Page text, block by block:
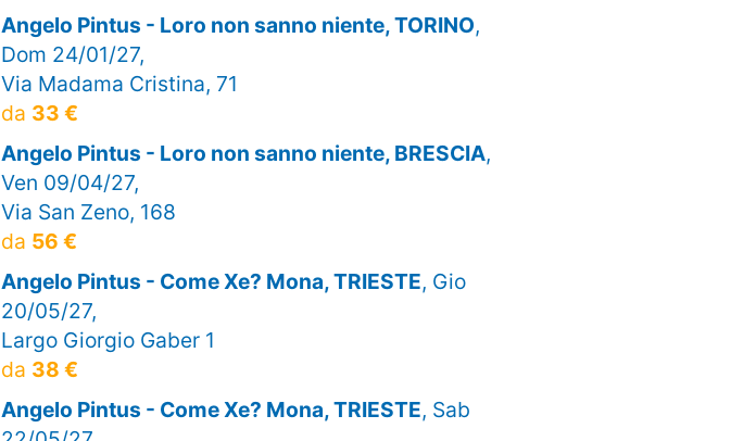
Angelo Pintus - Loro non sanno niente, TORINO,
Dom 24/01/27,
Via Madama Cristina, 71
da 33 €
Angelo Pintus - Loro non sanno niente, BRESCIA,
Ven 09/04/27,
Via San Zeno, 168
da 56 €
Angelo Pintus - Come Xe? Mona, TRIESTE, Gio
20/05/27,
Largo Giorgio Gaber 1
da 38 €
Angelo Pintus - Come Xe? Mona, TRIESTE, Sab